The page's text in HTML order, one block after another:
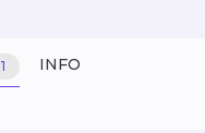
1
INFO